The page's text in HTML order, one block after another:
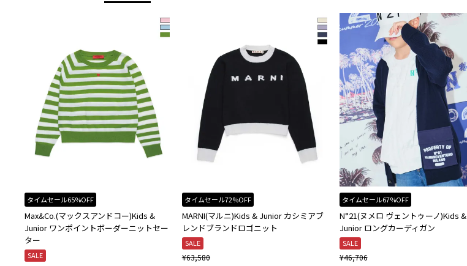
タイムセール65%OFF
Max&Co.(マックスアンドコー)Kids &
Junior ワンポイントボーダーニットセー
ター
SALE
タイムセール72%OFF
MARNI(マルニ)Kids & Junior カシミアブ
レンドブランドロゴニット
SALE
¥63,580
タイムセール67%OFF
N°21(ヌメロ ヴェントゥーノ)Kids &
Junior ロングカーディガン
SALE
¥46,706